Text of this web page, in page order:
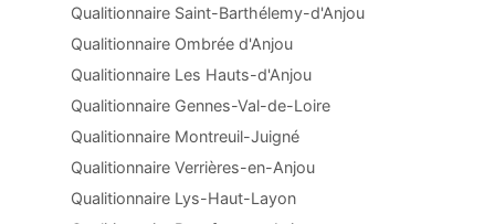
Qualitionnaire Saint-Barthélemy-d'Anjou
Qualitionnaire Ombrée d'Anjou
Qualitionnaire Les Hauts-d'Anjou
Qualitionnaire Gennes-Val-de-Loire
Qualitionnaire Montreuil-Juigné
Qualitionnaire Verrières-en-Anjou
Qualitionnaire Lys-Haut-Layon